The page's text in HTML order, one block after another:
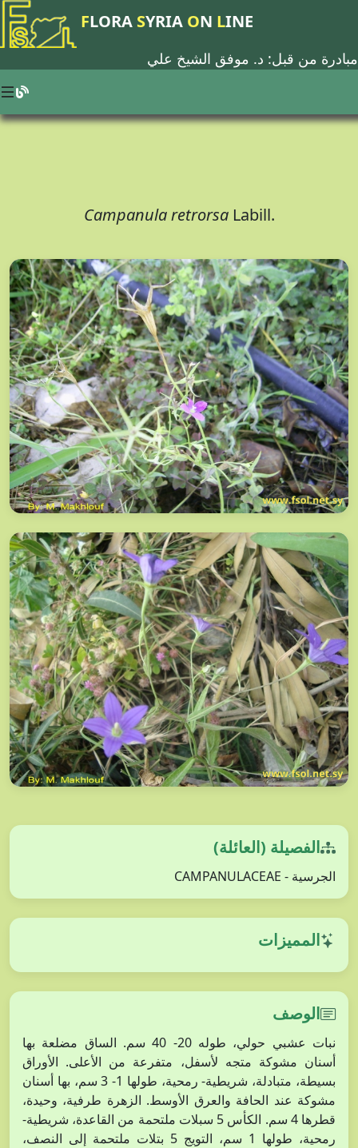
FLORA SYRIA ON LINE
مبادرة من قبل: د. موفق الشيخ علي
Campanula retrorsa Labill.
الفصيلة (العائلة)
الجرسية - CAMPANULACEAE
المميزات
الوصف
نبات عشبي حولي، طوله 20- 40 سم. الساق مضلعة بها
أسنان مشوكة متجه لأسفل، متفرعة من الأعلى. الأوراق
بسيطة، متبادلة، شريطية- رمحية، طولها 1- 3 سم، بها أسنان
مشوكة عند الحافة والعرق الأوسط. الزهرة طرفية، وحيدة،
قطرها 4 سم. الكأس 5 سبلات ملتحمة من القاعدة، شريطية-
رمحية، طولها 1 سم، التويج 5 بتلات ملتحمة إلى النصف،